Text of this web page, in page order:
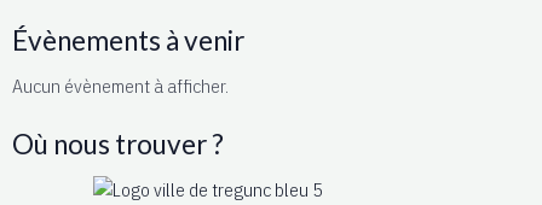
Évènements à venir
Aucun évènement à afficher.
Où nous trouver ?